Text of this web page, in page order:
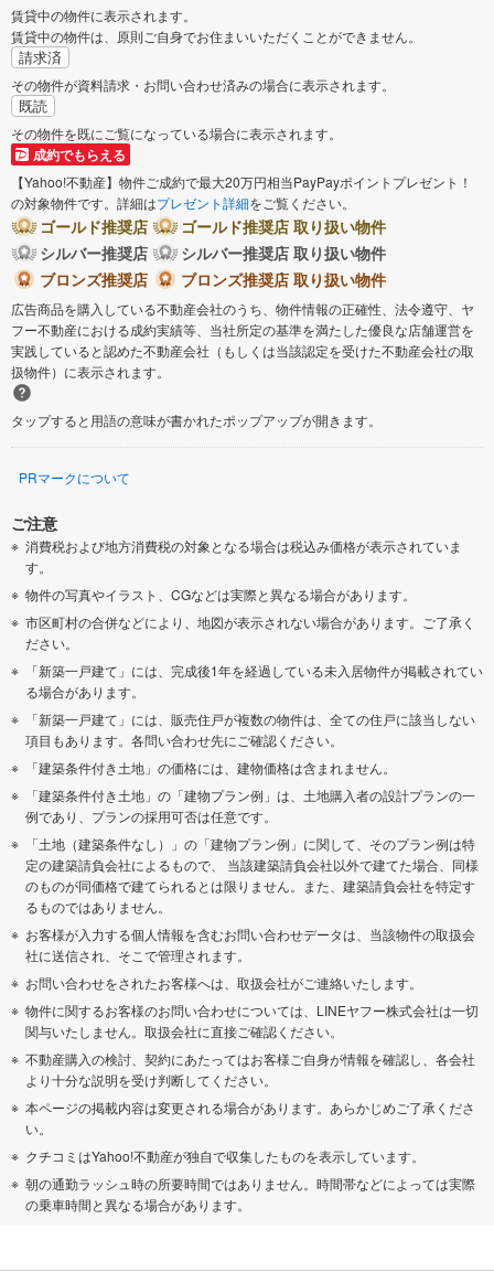
賃貸中の物件に表示されます。
賃貸中の物件は、原則ご自身でお住まいいただくことができません。
請求済
その物件が資料請求・お問い合わせ済みの場合に表示されます。
既読
その物件を既にご覧になっている場合に表示されます。
成約でもらえる
【Yahoo!不動産】物件ご成約で最大20万円相当PayPayポイントプレゼント！
の対象物件です。詳細はプレゼント詳細をご覧ください。
ゴールド推奨店
ゴールド推奨店 取り扱い物件
シルバー推奨店
シルバー推奨店 取り扱い物件
ブロンズ推奨店
ブロンズ推奨店 取り扱い物件
広告商品を購入している不動産会社のうち、物件情報の正確性、法令遵守、ヤ
フー不動産における成約実績等、当社所定の基準を満たした優良な店舗運営を
実践していると認めた不動産会社（もしくは当該認定を受けた不動産会社の取
扱物件）に表示されます。
タップすると用語の意味が書かれたポップアップが開きます。
PRマークについて
ご注意
消費税および地方消費税の対象となる場合は税込み価格が表示されていま
す。
物件の写真やイラスト、CGなどは実際と異なる場合があります。
市区町村の合併などにより、地図が表示されない場合があります。ご了承く
ださい。
「新築一戸建て」には、完成後1年を経過している未入居物件が掲載されてい
る場合があります。
「新築一戸建て」には、販売住戸が複数の物件は、全ての住戸に該当しない
項目もあります。各問い合わせ先にご確認ください。
「建築条件付き土地」の価格には、建物価格は含まれません。
「建築条件付き土地」の「建物プラン例」は、土地購入者の設計プランの一
例であり、プランの採用可否は任意です。
「土地（建築条件なし）」の「建物プラン例」に関して、そのプラン例は特
定の建築請負会社によるもので、 当該建築請負会社以外で建てた場合、同様
のものが同価格で建てられるとは限りません。また、建築請負会社を特定す
るものではありません。
お客様が入力する個人情報を含むお問い合わせデータは、当該物件の取扱会
社に送信され、そこで管理されます。
お問い合わせをされたお客様へは、取扱会社がご連絡いたします。
物件に関するお客様のお問い合わせについては、LINEヤフー株式会社は一切
関与いたしません。取扱会社に直接ご確認ください。
不動産購入の検討、契約にあたってはお客様ご自身が情報を確認し、各会社
より十分な説明を受け判断してください。
本ページの掲載内容は変更される場合があります。あらかじめご了承くださ
い。
クチコミはYahoo!不動産が独自で収集したものを表示しています。
朝の通勤ラッシュ時の所要時間ではありません。時間帯などによっては実際
の乗車時間と異なる場合があります。